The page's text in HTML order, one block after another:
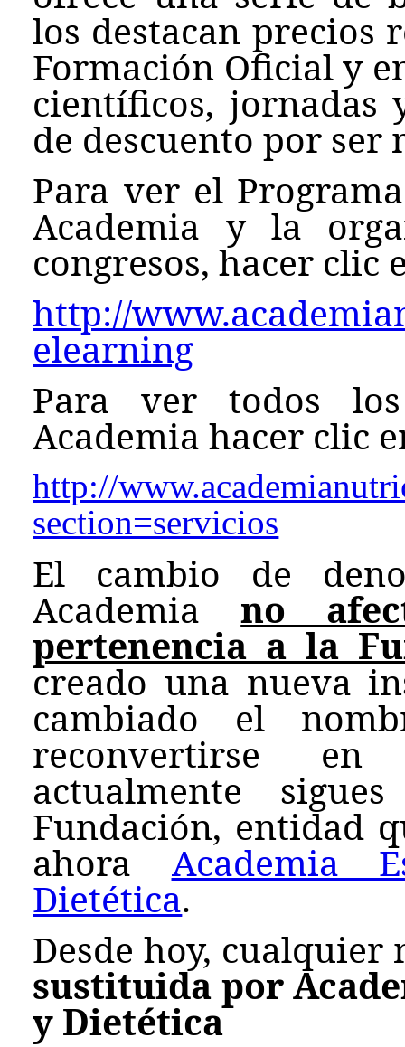
los destacan precios
Formación Oficial y
científicos, jornadas
de descuento por ser
Para ver el
Academia y la
congresos, hacer clic
http://
elearning
Para ver todos
Academia hacer clic
http://
section=servicios
El cambio de
Academiano
pertenencia a la
creado una nueva
cambiado el
reconvertirse
actualmente
Fundación, entidad
ahora Academia
Dietética.
Desde hoy, cualquier
sustituida por
y Dietética